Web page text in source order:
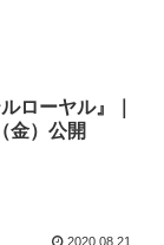
ローヤル』｜
金）公開
2020.08.21